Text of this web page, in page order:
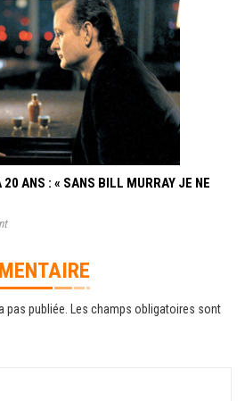
ANS : « SANS BILL MURRAY JE NE
pas publiée. Les champs obligatoires sont